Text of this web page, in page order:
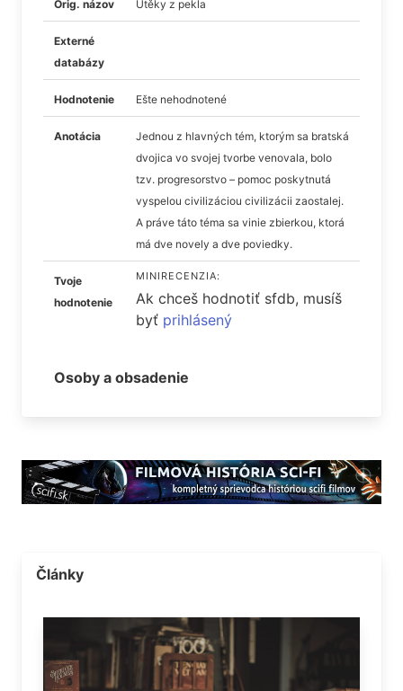
Orig. názov Útěky z pekla
Externé
databázy
Hodnotenie Ešte nehodnotené
Anotácia
Jednou z hlavných tém, ktorým sa bratská
dvojica vo svojej tvorbe venovala, bolo
tzv. progresorstvo – pomoc poskytnutá
vyspelou civilizáciou civilizácii zaostalej.
A práve táto téma sa vinie zbierkou, ktorá
má dve novely a dve poviedky.
Tvoje
hodnotenie
MINIRECENZIA:
Ak chceš hodnotiť sfdb, musíš
byť prihlásený
Osoby a obsadenie
Články